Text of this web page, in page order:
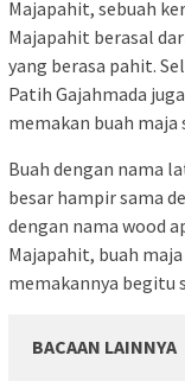
Majapahit, sebuah
Majapahit berasal
yang berasa pahit.
Patih Gajahmada
memakan buah
Buah dengan nama
besar hampir sama
dengan nama wood
Majapahit, buah
memakannya begitu
BACAAN LAINNYA